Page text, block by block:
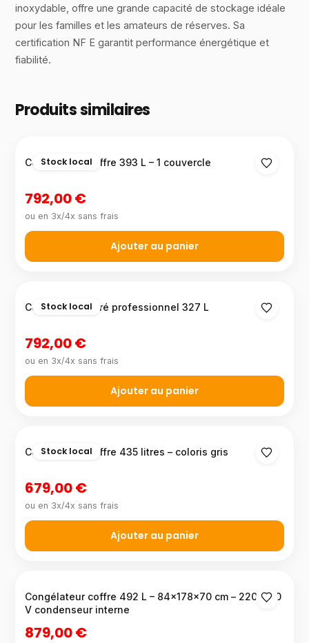
inoxydable, offre une grande capacité de stockage idéale
pour les familles et les amateurs de réserves. Sa
certification NF E garantit performance énergétique et
fiabilité.
Produits similaires
Stock local
Congélateur coffre 393 L – 1 couvercle
792,00 €
ou en 3x/4x sans frais
Ajouter au panier
Stock local
Congélateur vitré professionnel 327 L
792,00 €
ou en 3x/4x sans frais
Ajouter au panier
Stock local
Congélateur coffre 435 litres – coloris gris
679,00 €
ou en 3x/4x sans frais
Ajouter au panier
Congélateur coffre 492 L – 84×178×70 cm – 220-240
V condenseur interne
879,00 €